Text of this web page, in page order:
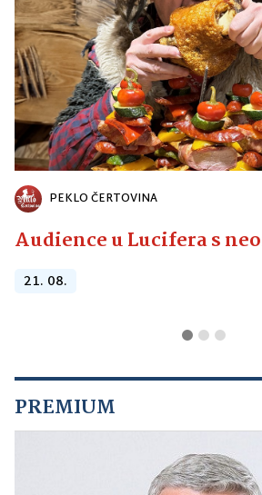
PEKLO ČERTOVINA
Audience u Lucifera s
21. 08.
PREMIUM